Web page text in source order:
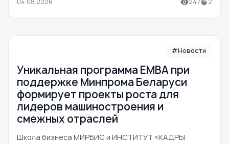
04.08.2026 247 2
#Новости
Уникальная программа ЕМВА при
поддержке Минпрома Беларуси
формирует проекты роста для
лидеров машиностроения и
смежных отраслей
Школа бизнеса МИРБИС и ИНСТИТУТ «КАДРЫ